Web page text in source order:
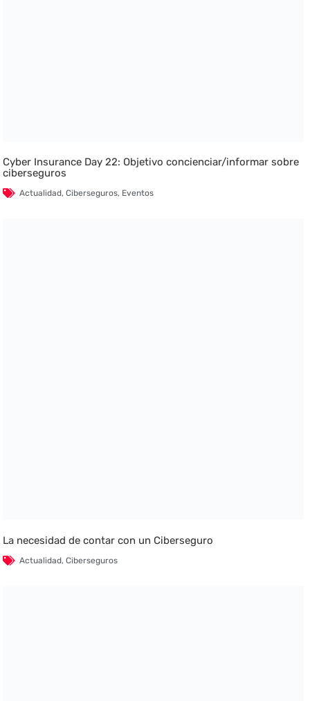
Cyber Insurance Day 22: Objetivo concienciar/informar sobre
ciberseguros
Actualidad,Ciberseguros, Eventos
La necesidad de contar con un Ciberseguro
Actualidad,Ciberseguros